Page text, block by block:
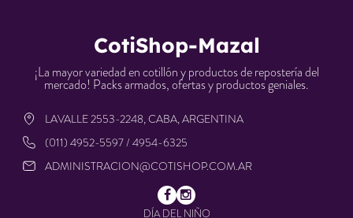
CotiShop-Mazal
¡La mayor variedad en cotillón y productos de repostería del
mercado! Packs armados, ofertas y productos geniales.
LAVALLE 2553-2248, CABA, ARGENTINA
(011) 4952-5597 / 4954-6325
ADMINISTRACION@COTISHOP.COM.AR
DÍA DEL NIÑO